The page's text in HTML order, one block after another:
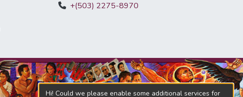
+(503) 2275-8970
Hi! Could we please enable some additional services for